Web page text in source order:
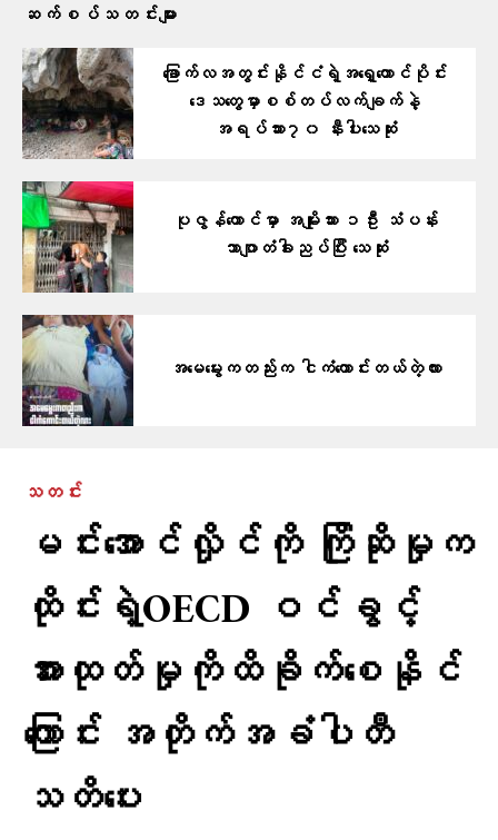
ဆက်စပ်သတင်းများ
ခြောက်လအတွင်းနိုင်ငံရဲ့အရှေ့တောင်ပိုင်း
ဒေသတွေမှာစစ်တပ်လက်ချက်နဲ့
အရပ်သား၇၀ နီးပါးသေဆုံး
ပုဇွန်တောင်မှာ အမျိုးသား ၁ဦး သံပန်း
ဘာဂျာတံခါးညပ်ပြီး သေဆုံး
အမေမွေးကတည်းက ငါကံကောင်းတယ်တဲ့လား
သတင်း
မင်းအောင်လှိုင်ကို ကြိုဆိုမှုက
ထိုင်းရဲ့OECD ဝင်ခွင့်
အားထုတ်မှုကိုထိခိုက်စေနိုင်
ကြောင်း အတိုက်အခံပါတီ
သတိပေး